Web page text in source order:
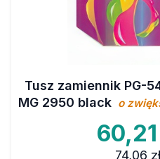
Tusz zamiennik PG-
MG 2950 black o
60,21
74,06